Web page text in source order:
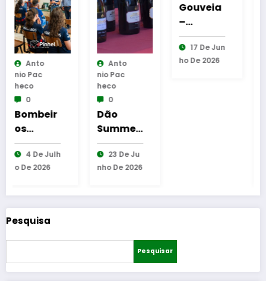
Nio Pac
Heco
Dão
Summer
Edition
arranca
este
23 De Ju
Nho De 2026
Gouveia
–
Congres
so
Internac
ional
Artes e
ao
Imaginá
rio
17 De Jun
Ho De 2026
Anto
– FC
Pesquisa
Pesquisar